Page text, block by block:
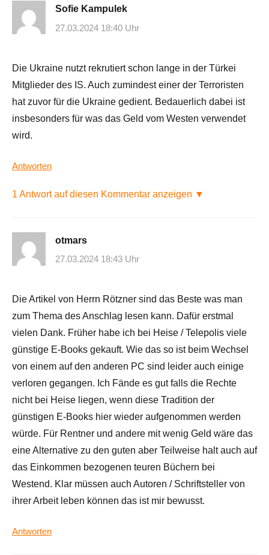
Sofie Kampulek
27.03.2024 18:40 Uhr
Die Ukraine nutzt rekrutiert schon lange in der Türkei
Mitglieder des IS. Auch zumindest einer der Terroristen
hat zuvor für die Ukraine gedient. Bedauerlich dabei ist
insbesonders für was das Geld vom Westen verwendet
wird.
Antworten
1 Antwort auf diesen Kommentar anzeigen ▼
otmars
27.03.2024 18:43 Uhr
Die Artikel von Herrn Rötzner sind das Beste was man
zum Thema des Anschlag lesen kann. Dafür erstmal
vielen Dank. Früher habe ich bei Heise / Telepolis viele
günstige E-Books gekauft. Wie das so ist beim Wechsel
von einem auf den anderen PC sind leider auch einige
verloren gegangen. Ich Fände es gut falls die Rechte
nicht bei Heise liegen, wenn diese Tradition der
günstigen E-Books hier wieder aufgenommen werden
würde. Für Rentner und andere mit wenig Geld wäre das
eine Alternative zu den guten aber Teilweise halt auch auf
das Einkommen bezogenen teuren Büchern bei
Westend. Klar müssen auch Autoren / Schriftsteller von
ihrer Arbeit leben können das ist mir bewusst.
Antworten